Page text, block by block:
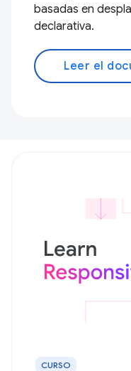
basadas en
declarativa.
Leer el
CURSO